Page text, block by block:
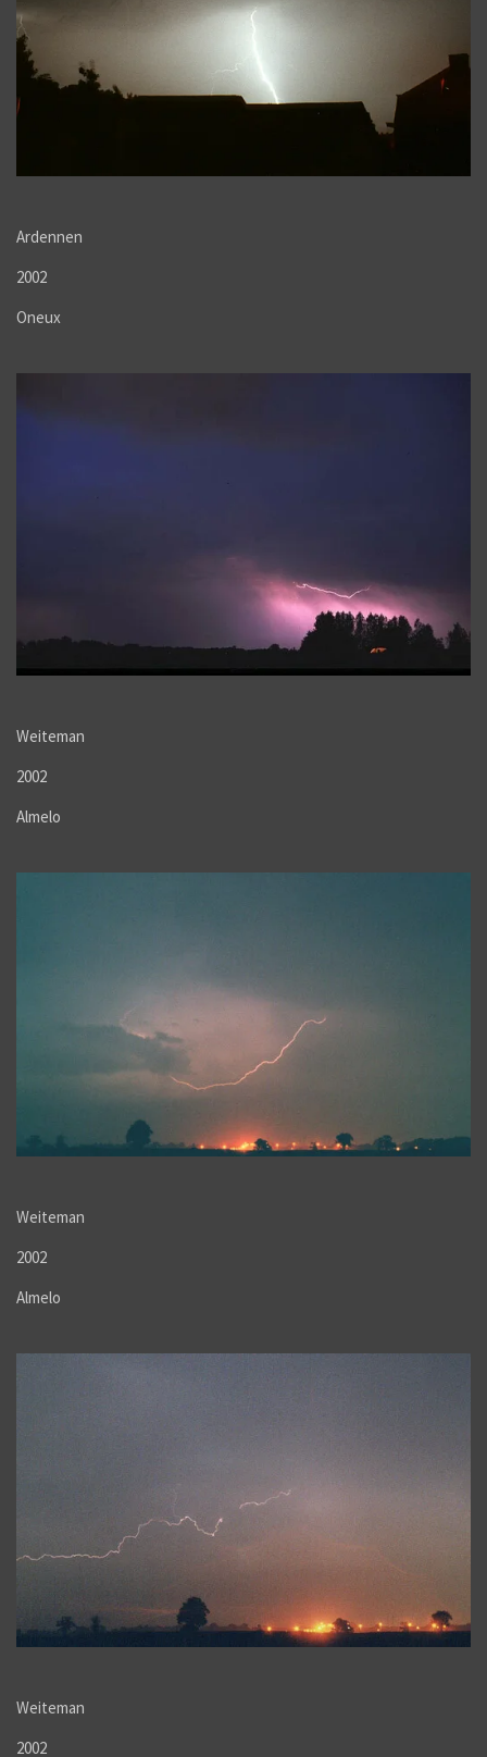
Ardennen
2002
Oneux
Weiteman
2002
Almelo
Weiteman
2002
Almelo
Weiteman
2002